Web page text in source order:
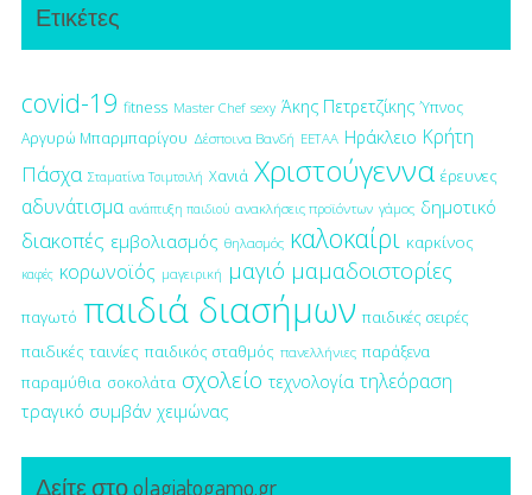
Ετικέτες
covid-19 fitness Master Chef sexy Άκης Πετρετζίκης Ύπνος
Αργυρώ Μπαρμπαρίγου Δέσποινα Βανδή ΕΕΤΑΑ Ηράκλειο Κρήτη
Πάσχα Σταματίνα Τσιμτσιλή Χανιά Χριστούγεννα έρευνες
αδυνάτισμα ανάπτυξη παιδιού ανακλήσεις προϊόντων γάμος δημοτικό
διακοπές εμβολιασμός θηλασμός καλοκαίρι καρκίνος
καφές κορωνοϊός μαγειρική μαγιό μαμαδοιστορίες
παγωτό παιδιά διασήμων παιδικές σειρές
παιδικές ταινίες παιδικός σταθμός πανελλήνιες παράξενα
παραμύθια σοκολάτα σχολείο τεχνολογία τηλεόραση
τραγικό συμβάν χειμώνας
Δείτε στο olagiatogamo.gr